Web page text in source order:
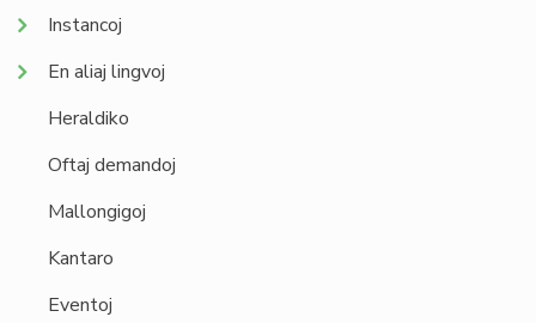
Instancoj
En aliaj lingvoj
Heraldiko
Oftaj demandoj
Mallongigoj
Kantaro
Eventoj